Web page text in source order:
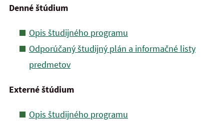
Denné štúdium
Opis študijného programu
Odporúčaný študijný plán a informačné listy
predmetov
Externé štúdium
Opis študijného programu